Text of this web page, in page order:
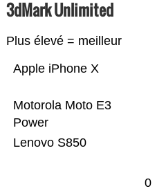
3dMark Unlimited
Plus élevé = meilleur
Lenovo S850
Motorola Moto E3
Power
Apple iPhone X
0